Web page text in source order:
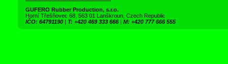
GUFERO Rubber Production, s.r.o.
Horní Třešňovec 68, 563 01 Lanškroun, Czech Republic
IČO: 64791190 | T: +420 469 333 666 | M: +420 777 666 555